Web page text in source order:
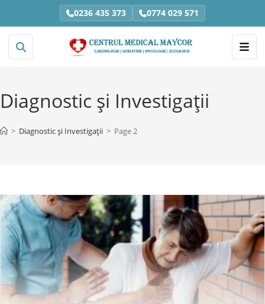
0236 435 373 0774 029 571
Diagnostic și Investigații
> Diagnostic și Investigații > Page 2